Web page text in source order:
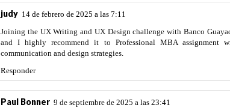
judy 14 de febrero de 2025 a las 7:11
Joining the UX Writing and UX Design challenge with Banco
and I highly recommend it to Professional MBA assignment
communication and design strategies.
Responder
Paul Bonner 9 de septiembre de 2025 a las 23:41